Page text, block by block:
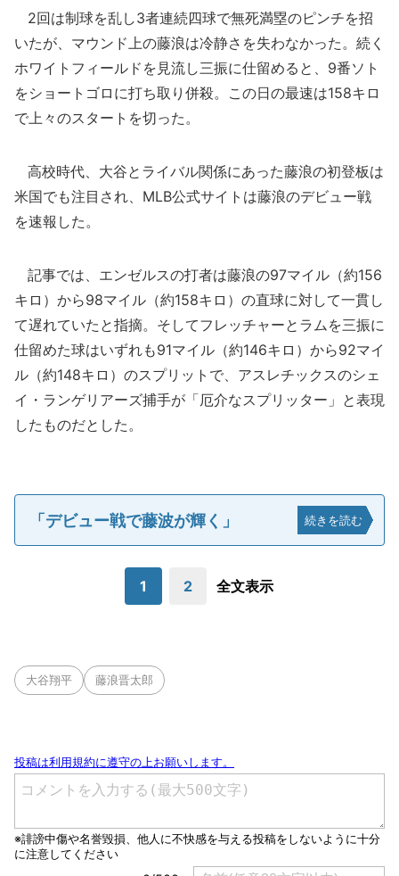
2回は制球を乱し3者連続四球で無死満塁のピンチを招
いたが、マウンド上の藤浪は冷静さを失わなかった。続く
ホワイトフィールドを見流し三振に仕留めると、9番ソト
をショートゴロに打ち取り併殺。この日の最速は158キロ
で上々のスタートを切った。
高校時代、大谷とライバル関係にあった藤浪の初登板は
米国でも注目され、MLB公式サイトは藤浪のデビュー戦
を速報した。
記事では、エンゼルスの打者は藤浪の97マイル（約156
キロ）から98マイル（約158キロ）の直球に対して一貫し
て遅れていたと指摘。そしてフレッチャーとラムを三振に
仕留めた球はいずれも91マイル（約146キロ）から92マイ
ル（約148キロ）のスプリットで、アスレチックスのシェ
イ・ランゲリアーズ捕手が「厄介なスプリッター」と表現
したものだとした。
「デビュー戦で藤波が輝く」 続きを読む
1 2 全文表示
大谷翔平 藤浪晋太郎